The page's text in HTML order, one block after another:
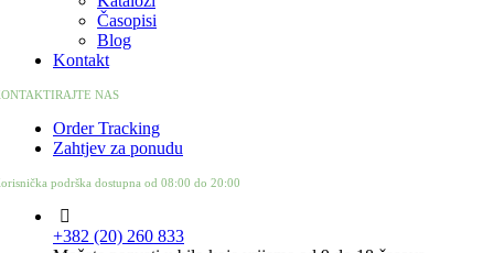
Časopisi
Blog
Kontakt
NAS
Order Tracking
Zahtjev za ponudu
podrška dostupna od 08:00 do 20:00
+382 (20) 260 833